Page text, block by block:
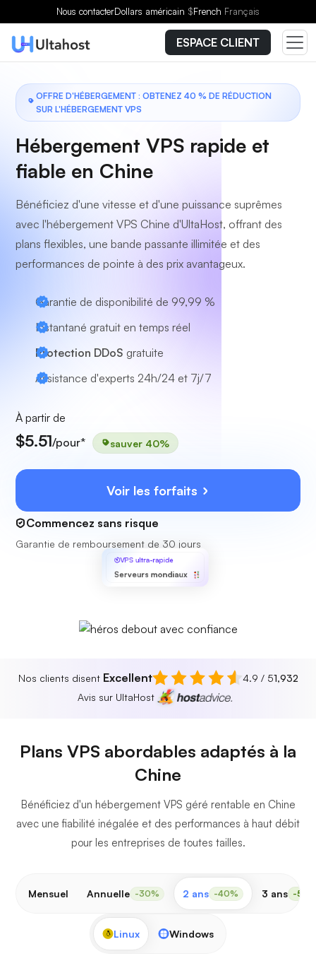
Nous contacterDollars américain $French Français
ESPACE CLIENT
OFFRE D'HÉBERGEMENT : OBTENEZ 40 % DE RÉDUCTION
SUR L'HÉBERGEMENT VPS
Hébergement VPS rapide et
fiable en Chine
Bénéficiez d'une vitesse et d'une puissance suprêmes
avec l'hébergement VPS Chine d'UltaHost, offrant des
plans flexibles, une bande passante illimitée et des
performances de pointe à des prix avantageux.
Garantie de disponibilité de 99,99 %
Instantané gratuit en temps réel
Protection DDoS gratuite
Assistance d'experts 24h/24 et 7j/7
À partir de
$5.51/pour* sauver 40%
Voir les forfaits
Commencez sans risque
Garantie de remboursement de 30 jours
VPS ultra-rapide
Serveurs mondiaux
Nos clients disent Excellent 4.9 / 51,932
Avis sur UltaHost
Plans VPS abordables adaptés à la
Chine
Bénéficiez d'un hébergement VPS géré rentable en Chine
avec une fiabilité inégalée et des performances à haut débit
pour les entreprises de toutes tailles.
Mensuel Annuelle -30% 2 ans -40% 3 ans -
Linux Windows